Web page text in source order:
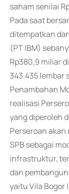
saham senilai
Pada saat
ditempatkan
(PT IBM)
Rp380,9 miliar
343.435 lembar
Penambahan
realisasi
yang diperoleh
Perseroan akan
SPB sebagai
infrastruktur,
dan
yaitu Vila Bogor